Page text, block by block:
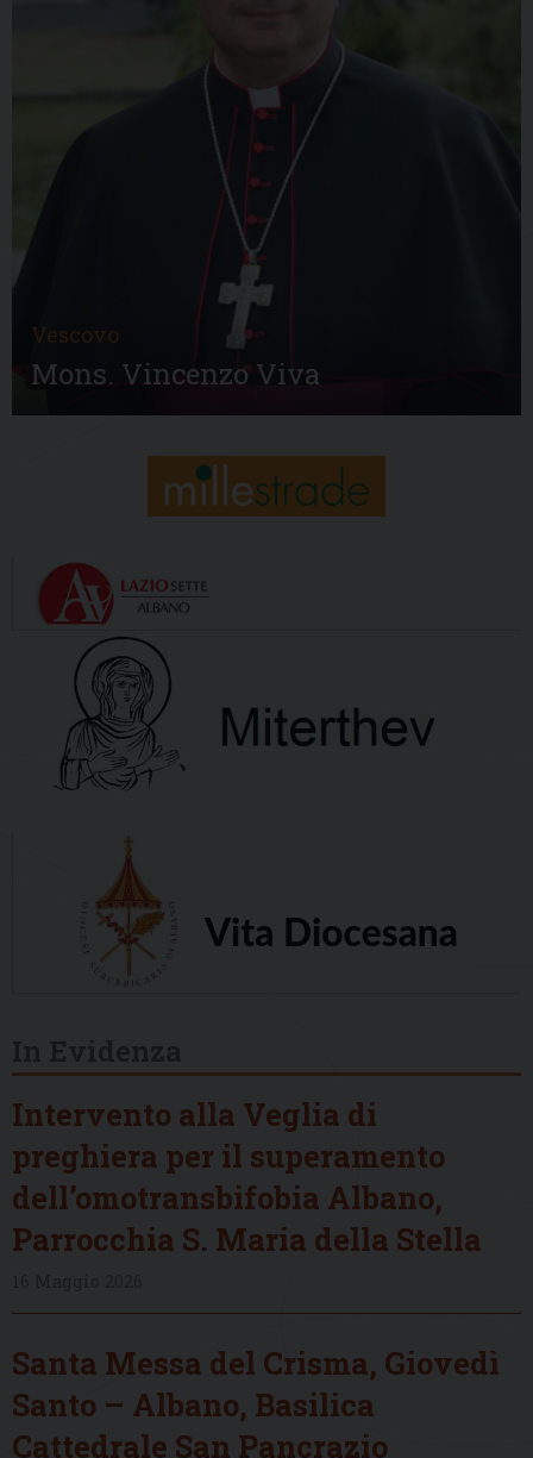
Vescovo
Mons. Vincenzo Viva
Intervento alla Veglia di
preghiera per il superamento
dell’omotransbifobia Albano,
Parrocchia S. Maria della Stella
Santa Messa del Crisma, Giovedì
Santo – Albano, Basilica
Cattedrale San Pancrazio